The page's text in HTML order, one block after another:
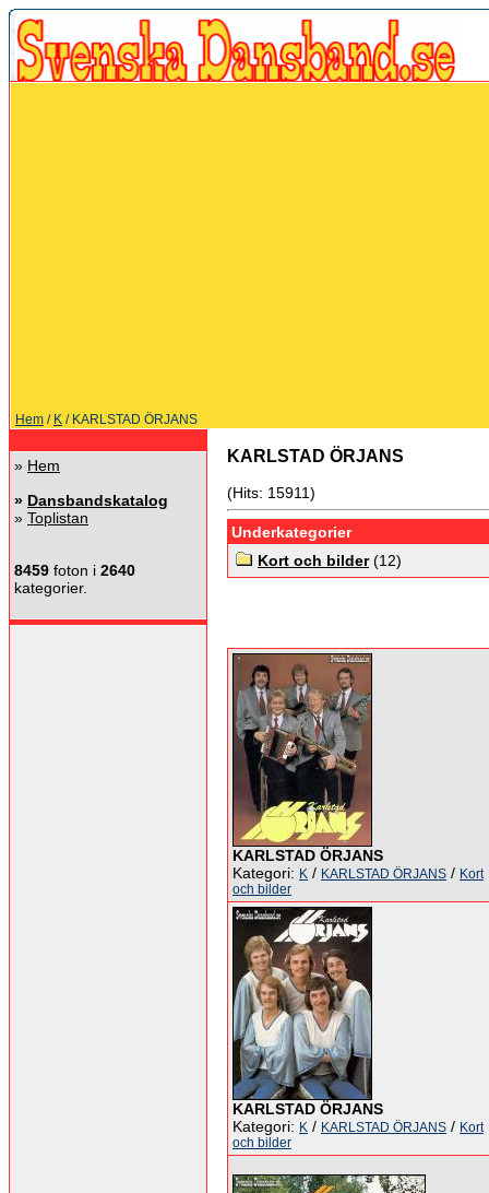
Hem / K / KARLSTAD ÖRJANS
» Hem
» Dansbandskatalog
» Toplistan
8459 foton i 2640
kategorier.
KARLSTAD ÖRJANS
(Hits: 15911)
Underkategorier
Kort och bilder(12)
KARLSTAD ÖRJANS
Kategori: K / KARLSTAD ÖRJANS / Kort
och bilder
KARLSTAD ÖRJANS
Kategori: K / KARLSTAD ÖRJANS / Kort
och bilder